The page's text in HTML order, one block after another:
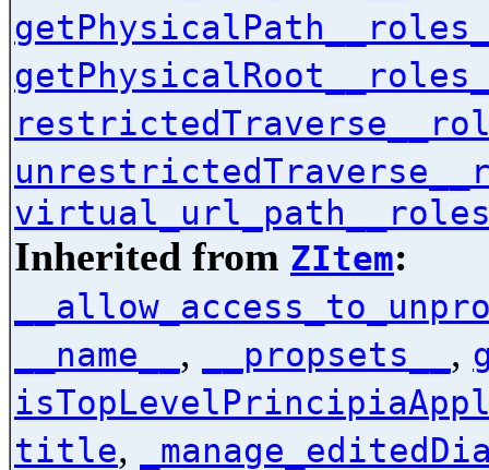
Inherited from ZItem:
__name__ , __propsets__ ,
title,